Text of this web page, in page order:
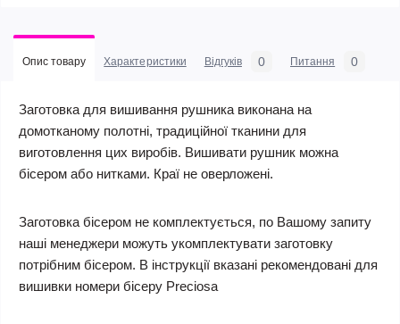
Опис товару Характеристики Відгуків 0 Питання 0
Заготовка для вишивання рушника виконана на
домотканому полотні, традиційної тканини для
виготовлення цих виробів. Вишивати рушник можна
бісером або нитками. Краї не оверложені.
Заготовка бісером не комплектується, по Вашому запиту
наші менеджери можуть укомплектувати заготовку
потрібним бісером. В інструкції вказані рекомендовані для
вишивки номери бісеру Preciosa